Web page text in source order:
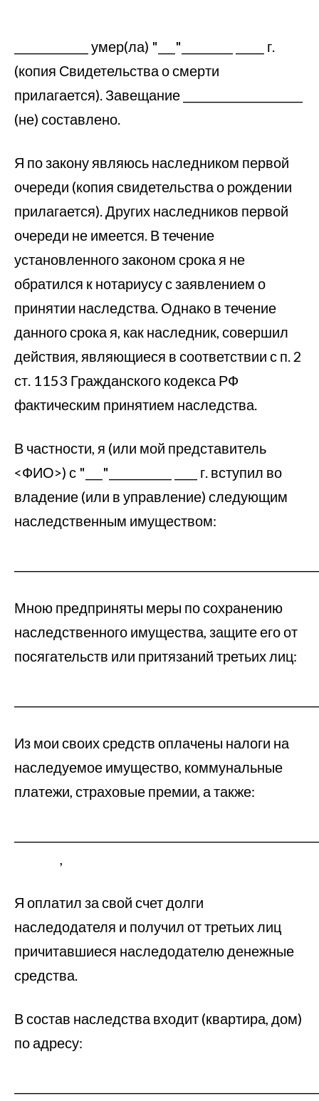
_____________ умер(ла) "___"_________ _____ г.
(копия Свидетельства о смерти
прилагается). Завещание _____________________
(не) составлено.
Я по закону являюсь наследником первой
очереди (копия свидетельства о рождении
прилагается). Других наследников первой
очереди не имеется. В течение
установленного законом срока я не
обратился к нотариусу с заявлением о
принятии наследства. Однако в течение
данного срока я, как наследник, совершил
действия, являющиеся в соответствии с п. 2
ст. 1153 Гражданского кодекса РФ
фактическим принятием наследства.
В частности, я (или мой представитель
<ФИО>) с "___"___________ ____ г. вступил во
владение (или в управление) следующим
наследственным имуществом:
Мною предприняты меры по сохранению
наследственного имущества, защите его от
посягательств или притязаний третьих лиц:
Из мои своих средств оплачены налоги на
наследуемое имущество, коммунальные
платежи, страховые премии, а также:
,
Я оплатил за свой счет долги
наследодателя и получил от третьих лиц
причитавшиеся наследодателю денежные
средства.
В состав наследства входит (квартира, дом)
по адресу: